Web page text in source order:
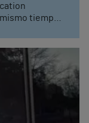
tiempo,
como